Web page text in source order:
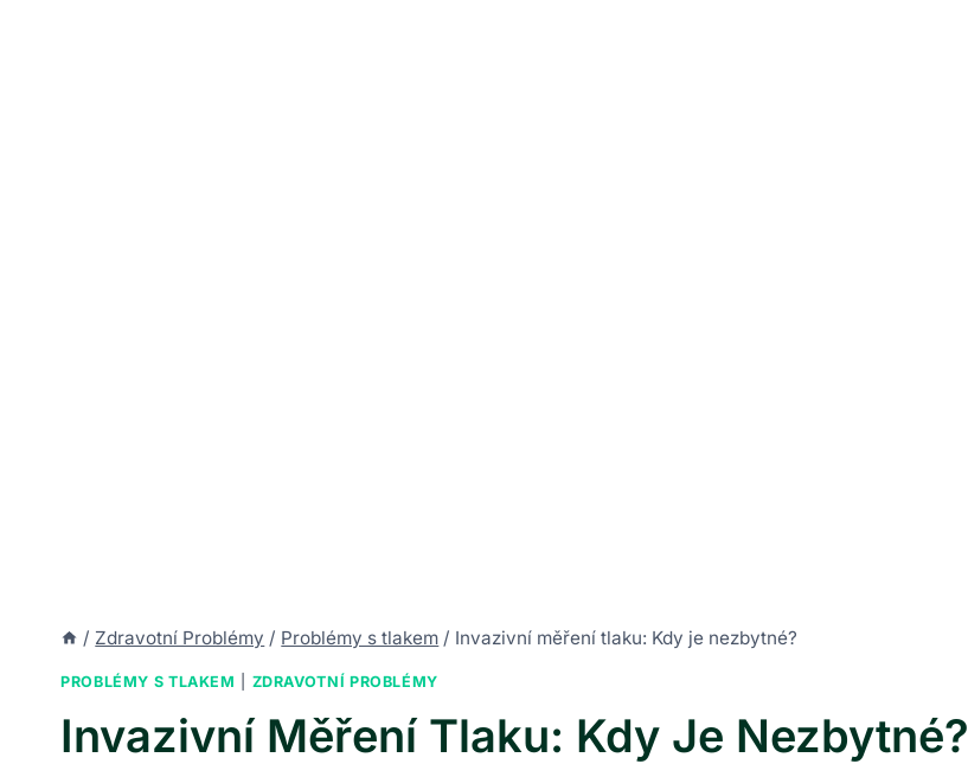
/ Zdravotní Problémy / Problémy s tlakem / Invazivní měření tlaku: Kdy je nezbytné?
PROBLÉMY S TLAKEM ZDRAVOTNÍ PROBLÉMY
Invazivní Měření Tlaku: Kdy Je Nezbytné?